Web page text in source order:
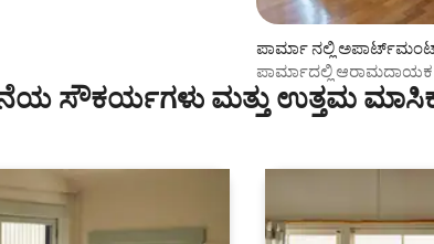
280 ವಿಮರ್ಶೆಗಳು ಪಾರ್ಮಾ ನಲ್ಲಿ
ಪಾರ್ಮಾದಲ್ಲಿ
ಸೌಕರ್ಯಗಳು ಮತ್ತು ಉತ್ತಮ